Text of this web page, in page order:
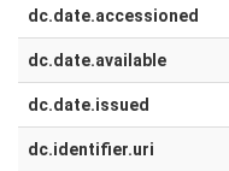
dc.date.accessioned
dc.date.available
dc.date.issued
dc.identifier.uri